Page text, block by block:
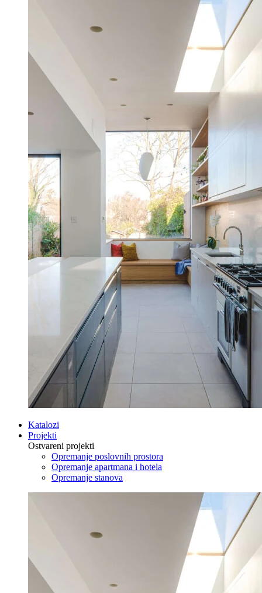
Katalozi
Projekti
Ostvareni projekti
Opremanje poslovnih prostora
Opremanje apartmana i hotela
Opremanje stanova